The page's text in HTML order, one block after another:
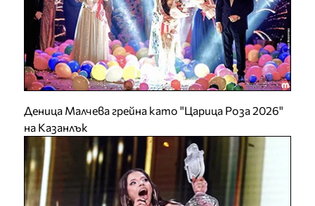
Деница Малчева грейна като "Царица Роза 2026"
на Казанлък